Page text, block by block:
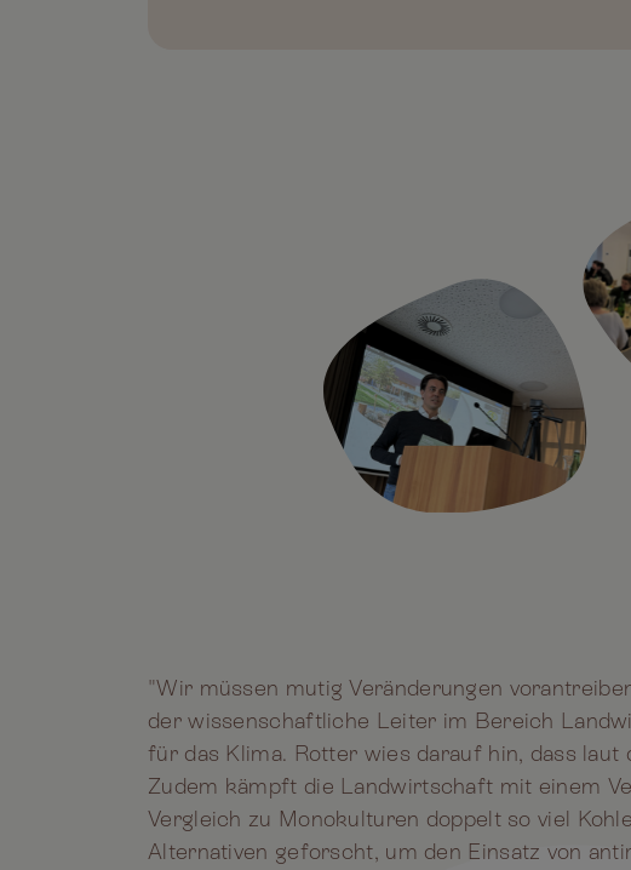
"Wir müssen mutig Veränderungen
der wissenschaftliche Leiter im Bereich
für das Klima. Rotter wies darauf hin, dass
Zudem kämpft die Landwirtschaft mit einem
Vergleich zu Monokulturen doppelt so viel
Alternativen geforscht, um den Einsatz von